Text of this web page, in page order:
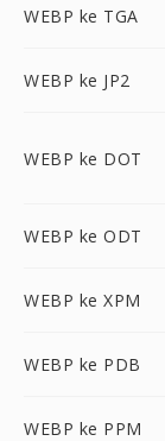
WEBP ke TGA
WEBP ke JP2
WEBP ke DOT
WEBP ke ODT
WEBP ke XPM
WEBP ke PDB
WEBP ke PPM